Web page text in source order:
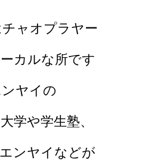
ャオプラヤー
カルな所です
ヤイの
学や学生塾、
ンヤイなどが